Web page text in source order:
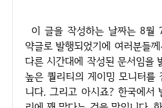
이 글을 작성하는 날짜는 8월 7일 수요일입니다. 예
약글로 발행되었기에 여러분들
다른 시간대에 작성된 문서임을
높은 퀄리티의 게이밍 모니터를
니다. 그리고 아시죠? 한국에서